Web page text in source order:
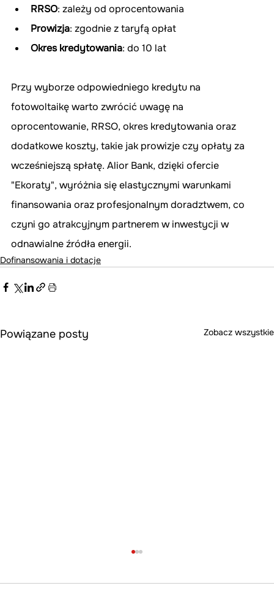
RRSO: zależy od oprocentowania
Prowizja: zgodnie z taryfą opłat
Okres kredytowania: do 10 lat
Przy wyborze odpowiedniego kredytu na
fotowoltaikę warto zwrócić uwagę na
oprocentowanie, RRSO, okres kredytowania oraz
dodatkowe koszty, takie jak prowizje czy opłaty za
wcześniejszą spłatę. Alior Bank, dzięki ofercie
"Ekoraty", wyróżnia się elastycznymi warunkami
finansowania oraz profesjonalnym doradztwem, co
czyni go atrakcyjnym partnerem w inwestycji w
odnawialne źródła energii.
Dofinansowania i dotacje
Powiązane posty Zobacz wszystkie